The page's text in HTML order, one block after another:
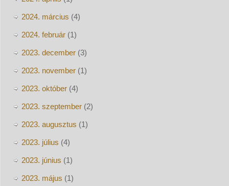
2024. március (4)
2024. február(1)
2023. december(3)
2023. november(1)
2023. október(4)
2023. szeptember(2)
2023. augusztus (1)
2023. július (4)
2023. június (1)
2023. május (1)